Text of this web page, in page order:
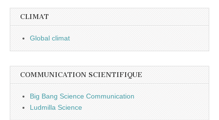
CLIMAT
Global climat
COMMUNICATION SCIENTIFIQUE
Big Bang Science Communication
Ludmilla Science